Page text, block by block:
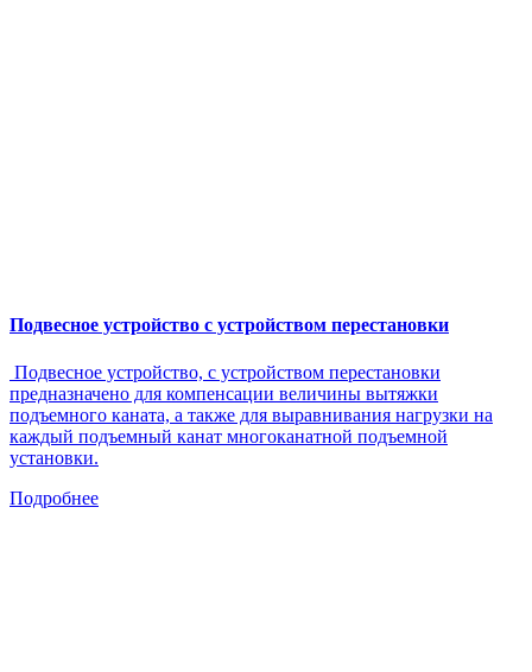
Подвесное устройство с устройством перестановки
Подвесное устройство, с устройством перестановки
предназначено для компенсации величины вытяжки
подъемного каната, а также для выравнивания нагрузки на
каждый подъемный канат многоканатной подъемной
установки.
Подробнее